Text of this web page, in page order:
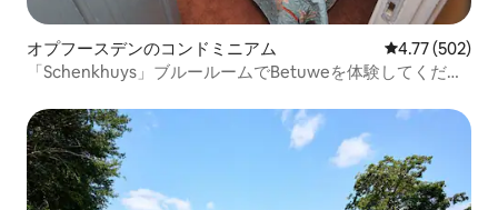
オプフースデンのコンドミニアム レビュー502
4.77 (502)
「Schenkhuys」ブルールームでBetuweを体験してくださ